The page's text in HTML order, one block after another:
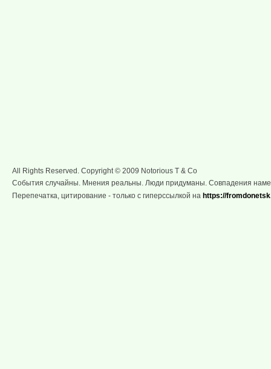
All Rights Reserved. Copyright © 2009 Notorious T & Co
События случайны. Мнения реальны. Люди придуманы. Совпадения
Перепечатка, цитирование - только с гиперссылкой на https://